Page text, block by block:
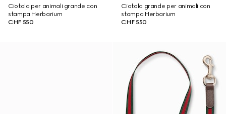
Ciotola per animali grande con
stampa Herbarium
CHF 550
Ciotola grande per animali con
stampa Herbarium
CHF 550